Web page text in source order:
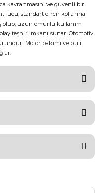
kavranmasını ve güvenli bir
ucu, standart cırcır kollarına
olup, uzun ömürlü kullanım
teşhir imkanı sunar. Otomotiv
Motor bakımı ve buji
sorulmamış.